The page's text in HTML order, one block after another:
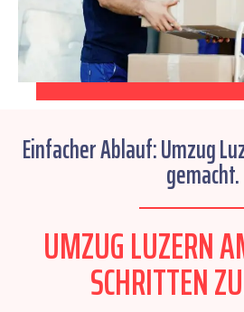
Einfacher Ablauf: Umzug
gemacht.
UMZUG LUZERN
SCHRITTEN